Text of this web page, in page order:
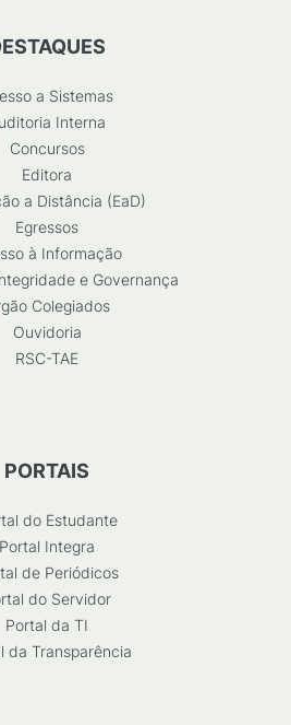
a Sistemas
Interna
Concursos
Editora
a Distância (EaD)
Egressos
à Informação
e Governança
Colegiados
Ouvidoria
RSC-TAE
PORTAIS
do Estudante
Portal Integra
de Periódicos
do Servidor
Portal da TI
da Transparência